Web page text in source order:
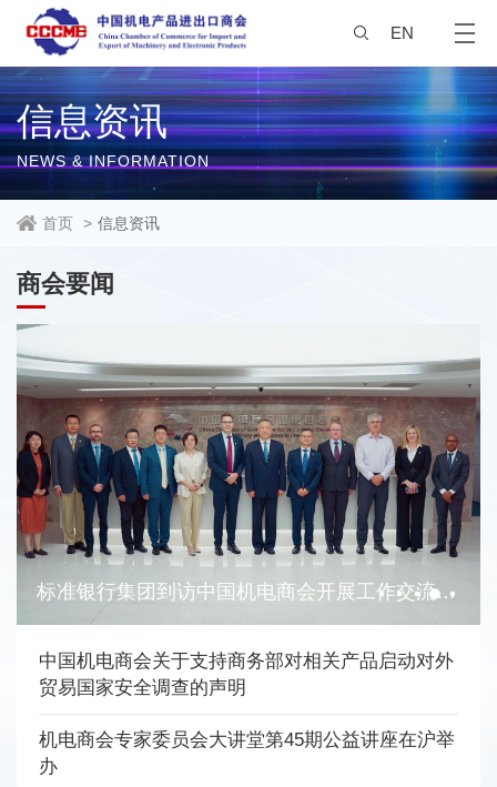
EN
信息资讯
NEWS & INFORMATION
首页 > 信息资讯
商会要闻
标准银行集团到访中国机电商会开展工作交流并签订谅解备忘录
中国机电商会关于支持商务部对相关产品启动对外
贸易国家安全调查的声明
机电商会专家委员会大讲堂第45期公益讲座在沪举
办